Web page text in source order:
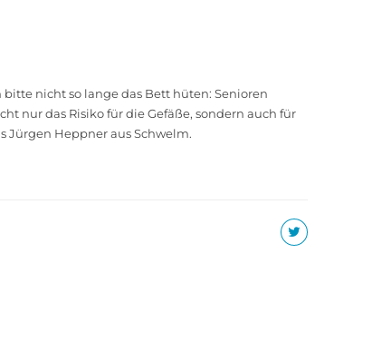
nicht so lange das Bett hüten: Senioren
nur das Risiko für die Gefäße, sondern auch für
Jürgen Heppner aus Schwelm.